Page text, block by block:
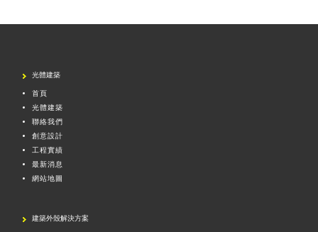
光體建築
首頁
光體建築
聯絡我們
創意設計
工程實績
最新消息
網站地圖
建築外殼解決方案